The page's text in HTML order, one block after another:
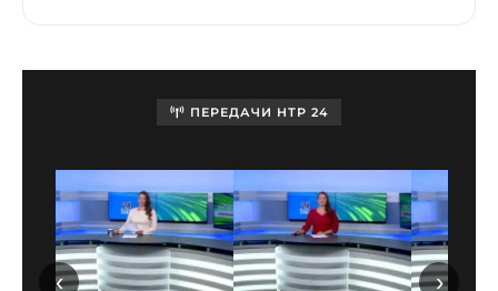
ПЕРЕДАЧИ НТР 24
‹ ›